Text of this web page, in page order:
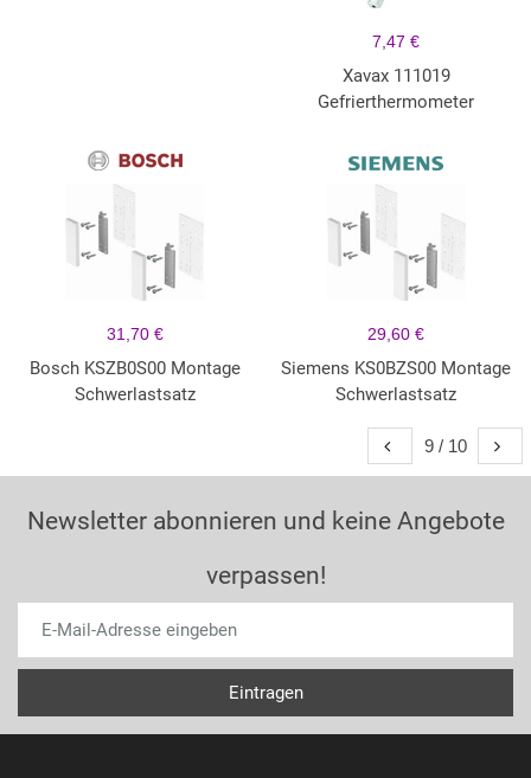
7,47 €
Xavax 111019
Gefrierthermometer
31,70 €
Bosch KSZB0S00 Montage
Schwerlastsatz
29,60 €
Siemens KS0BZS00 Montage
Schwerlastsatz
9 / 10
Newsletter abonnieren und keine Angebote
verpassen!